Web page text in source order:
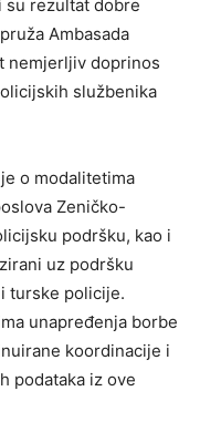
su rezultat dobre
Ambasada
nemjerljiv doprinos
službenika
o modalitetima
Zeničko-
podršku, kao i
uz podršku
turske policije.
unapređenja borbe
koordinacije i
podataka iz ove